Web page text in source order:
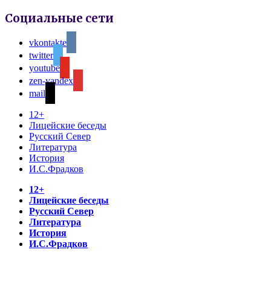
Социальные сети
vkontakte
twitter
youtube
zen-yandex
mail
12+
Лицейские беседы
Русский Север
Литература
История
И.С.Фрадков
12+
Лицейские беседы
Русский Север
Литература
История
И.С.Фрадков